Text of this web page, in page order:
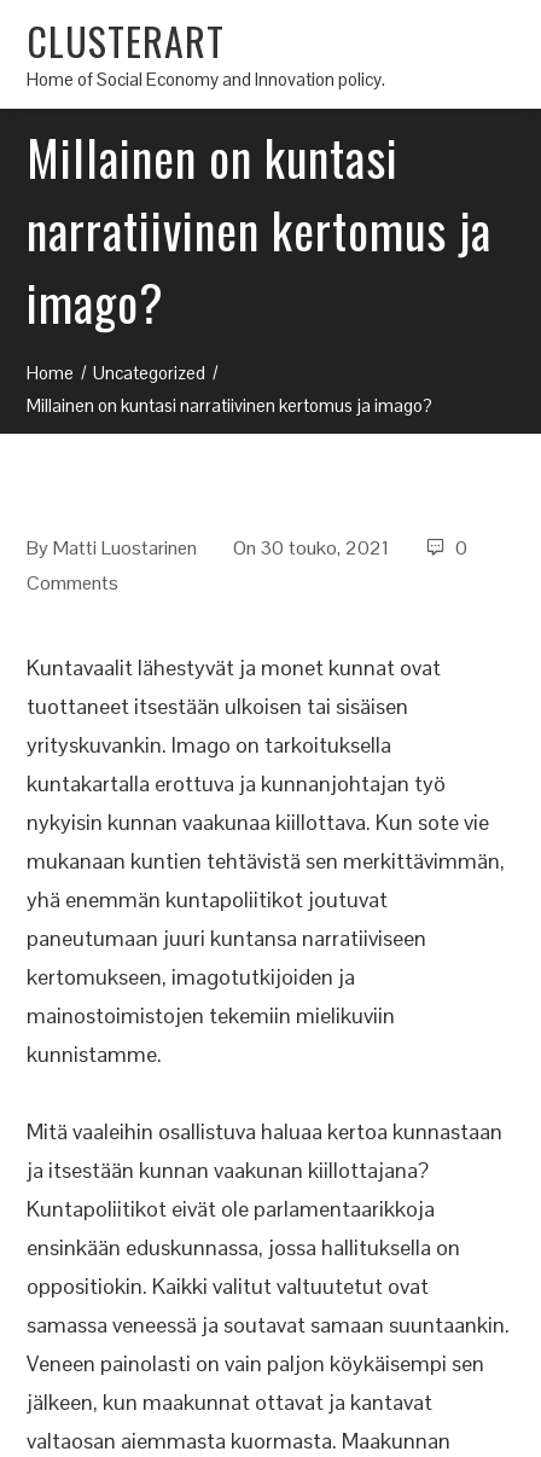
CLUSTERART
Home of Social Economy and Innovation policy.
Millainen on kuntasi
narratiivinen kertomus ja
imago?
Home
Uncategorized
Millainen on kuntasi narratiivinen kertomus ja imago?
ByMatti Luostarinen On 30 touko, 2021
0
Comments
Kuntavaalit lähestyvät ja monet kunnat ovat
tuottaneet itsestään ulkoisen tai sisäisen
yrityskuvankin. Imago on tarkoituksella
kuntakartalla erottuva ja kunnanjohtajan työ
nykyisin kunnan vaakunaa kiillottava. Kun sote vie
mukanaan kuntien tehtävistä sen merkittävimmän,
yhä enemmän kuntapoliitikot joutuvat
paneutumaan juuri kuntansa narratiiviseen
kertomukseen, imagotutkijoiden ja
mainostoimistojen tekemiin mielikuviin
kunnistamme.
Mitä vaaleihin osallistuva haluaa kertoa kunnastaan
ja itsestään kunnan vaakunan kiillottajana?
Kuntapoliitikot eivät ole parlamentaarikkoja
ensinkään eduskunnassa, jossa hallituksella on
oppositiokin. Kaikki valitut valtuutetut ovat
samassa veneessä ja soutavat samaan suuntaankin.
Veneen painolasti on vain paljon köykäisempi sen
jälkeen, kun maakunnat ottavat ja kantavat
valtaosan aiemmasta kuormasta. Maakunnan